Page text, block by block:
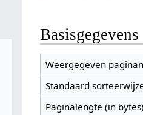
Basisgegevens
Weergegeven
Standaard
Paginalengte (in bytes)